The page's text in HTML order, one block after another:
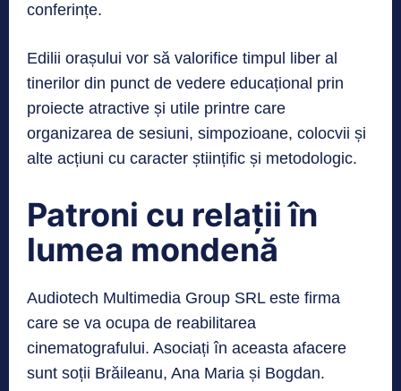
conferințe.
Edilii orașului vor să valorifice timpul liber al
tinerilor din punct de vedere educațional prin
proiecte atractive și utile printre care
organizarea de sesiuni, simpozioane, colocvii și
alte acțiuni cu caracter științific și metodologic.
Patroni cu relații în
lumea mondenă
Audiotech Multimedia Group SRL este firma
care se va ocupa de reabilitarea
cinematografului. Asociați în aceasta afacere
sunt soții Brăileanu, Ana Maria și Bogdan.